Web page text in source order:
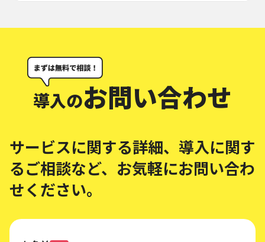
導入のお問い合わせ
サービスに関する詳細、導入に関す
るご相談など、お気軽にお問い合わ
せください。